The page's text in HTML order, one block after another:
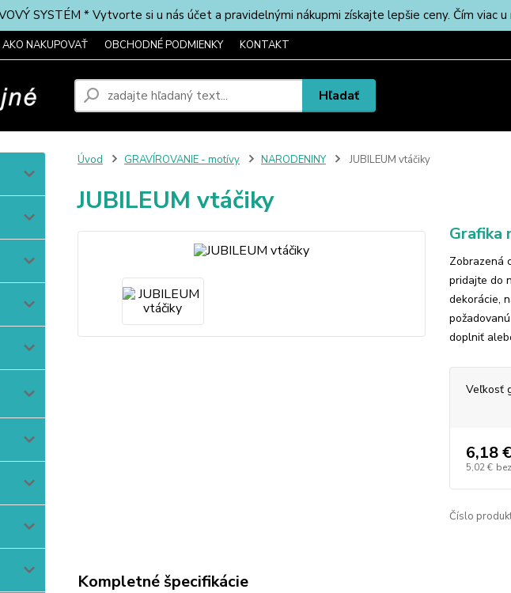
SYSTÉM * Vytvorte si u nás účet a pravidelnými nákupmi získajte lepšie ceny. Čím viac
AKO NAKUPOVAŤ OBCHODNÉ PODMIENKY KONTAKT
Hľadať
Úvod GRAVÍROVANIE - motívy NARODENINY JUBILEUM vtáčiky
JUBILEUM vtáčiky
Grafika
Zobrazená
pridajte do
dekorácie,
doplniť
Veľkosť
6,18 €
5,02 €
Číslo
Kompletné špecifikácie